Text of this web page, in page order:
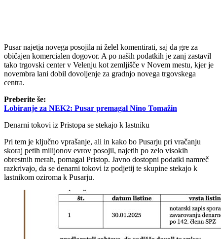
Pusar najetja novega posojila ni želel komentirati, saj da gre za
običajen komercialen dogovor. A po naših podatkih je zanj zastavil
tako trgovski center v Velenju kot zemljišče v Novem mestu, kjer je
novembra lani dobil dovoljenje za gradnjo novega trgovskega
centra.
Preberite še:
Lobiranje za NEK2: Pusar premagal Nino Tomažin
Denarni tokovi iz Pristopa se stekajo k lastniku
Pri tem je ključno vprašanje, ali in kako bo Pusarju pri vračanju
skoraj petih milijonov evrov posojil, najetih po zelo visokih
obrestnih merah, pomagal Pristop. Javno dostopni podatki namreč
razkrivajo, da se denarni tokovi iz podjetij te skupine stekajo k
lastnikom oziroma k Pusarju.